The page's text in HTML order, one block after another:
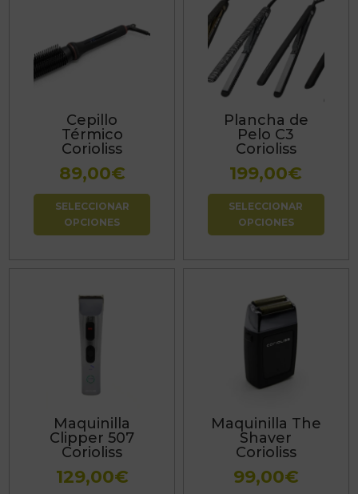
Cepillo
Térmico
Corioliss
89,00€
SELECCIONAR
OPCIONES
múltiples
variantes.
opciones
pueden
Plancha de
Pelo C3
Corioliss
199,00€
SELECCIONAR
OPCIONES
producto
tiene
múltiples
variantes.
opciones
pueden
Maquinilla
Clipper 507
Corioliss
129,00€
Maquinilla The
Shaver
Corioliss
99,00€